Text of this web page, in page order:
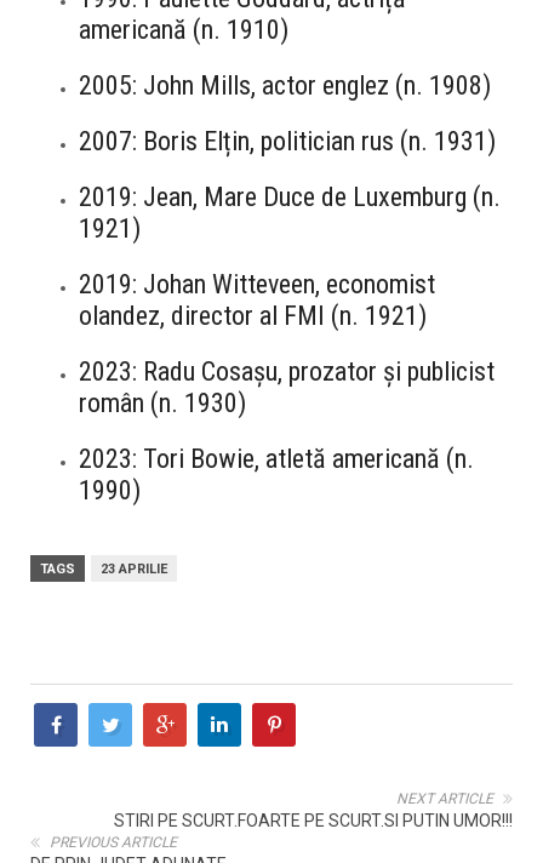
americană (n. 1910)
2005: John Mills, actor englez (n. 1908)
2007: Boris Elțin, politician rus (n. 1931)
2019: Jean, Mare Duce de Luxemburg (n.
1921)
2019: Johan Witteveen, economist
olandez, director al FMI (n. 1921)
2023: Radu Cosașu, prozator și publicist
român (n. 1930)
2023: Tori Bowie, atletă americană (n.
1990)
TAGS 23 APRILIE
NEXT ARTICLE
STIRI PE SCURT.FOARTE PE SCURT.SI PUTIN UMOR!!!
PREVIOUS ARTICLE